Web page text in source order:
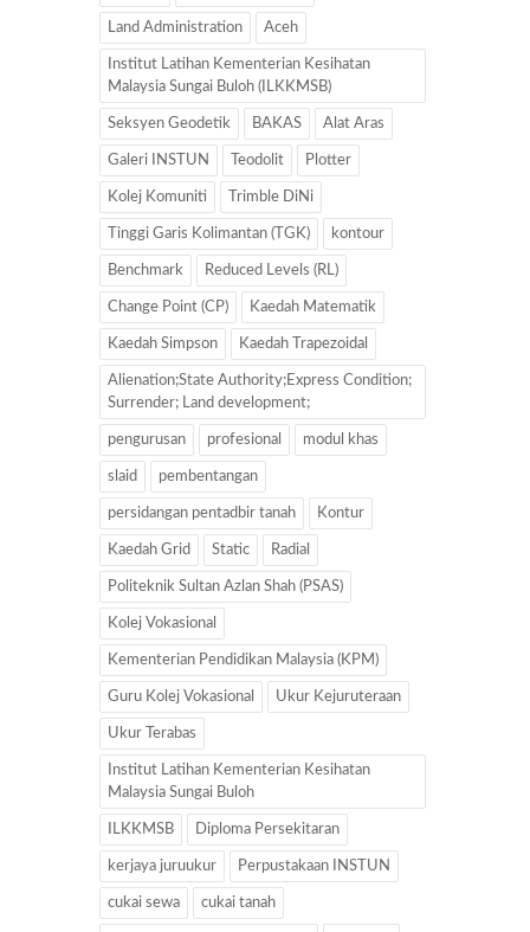
Land Administration Aceh
Institut Latihan Kementerian Kesihatan
Malaysia Sungai Buloh (ILKKMSB)
Seksyen Geodetik BAKAS Alat Aras
Galeri INSTUN Teodolit Plotter
Kolej Komuniti Trimble DiNi
Tinggi Garis Kolimantan (TGK) kontour
Benchmark Reduced Levels (RL)
Change Point (CP) Kaedah Matematik
Kaedah Simpson Kaedah Trapezoidal
Alienation;State Authority;Express Condition;
Surrender; Land development;
pengurusan profesional modul khas
slaid pembentangan
persidangan pentadbir tanah Kontur
Kaedah Grid Static Radial
Politeknik Sultan Azlan Shah (PSAS)
Kolej Vokasional
Kementerian Pendidikan Malaysia (KPM)
Guru Kolej Vokasional Ukur Kejuruteraan
Ukur Terabas
Institut Latihan Kementerian Kesihatan
Malaysia Sungai Buloh
ILKKMSB Diploma Persekitaran
kerjaya juruukur Perpustakaan INSTUN
cukai sewa cukai tanah